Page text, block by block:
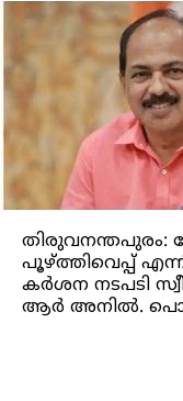
തിരുവനന്തപുരം:
പൂഴ്ത്തിവെപ്പ്
കര്‍ശന നടപടി
ആര്‍ അനില്‍.